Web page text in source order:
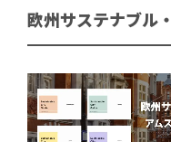
欧州サステナブル